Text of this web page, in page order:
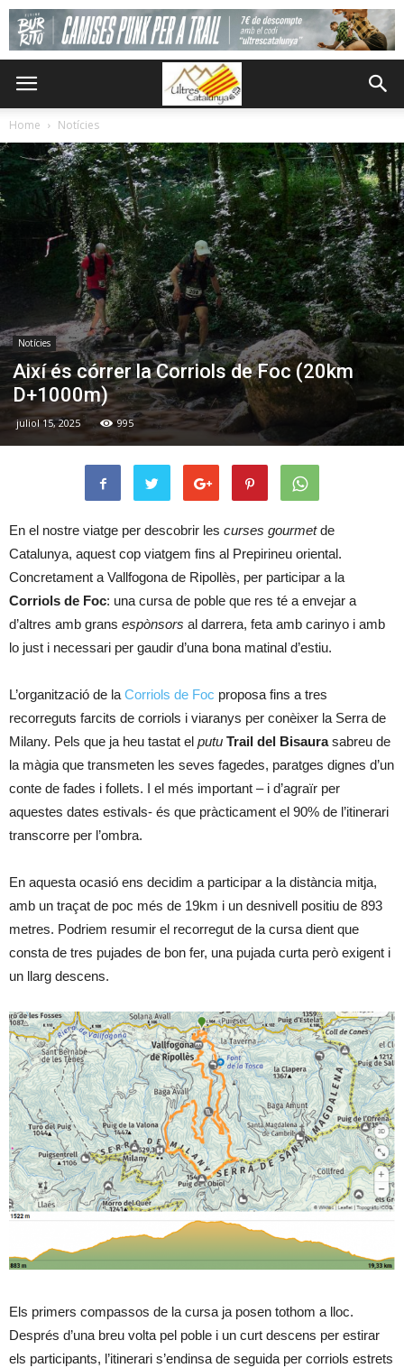
Home Notícies
Notícies
Així és córrer la Corriols de Foc (20km
D+1000m)
juliol 15, 2025 995
En el nostre viatge per descobrir les curses gourmetde
Catalunya, aquest cop viatgem fins al Prepirineu oriental.
Concretament a Vallfogona de Ripollès, per participar a la
Corriols de Foc: una cursa de poble que res té a envejar a
d’altres amb grans espònsors al darrera, feta amb carinyo i amb
lo just i necessari per gaudir d’una bona matinal d’estiu.
L’organització de la Corriols de Foc proposa fins a tres
recorreguts farcits de corriols i viaranys per conèixer la Serra de
Milany. Pels que ja heu tastat el putu Trail del Bisaurasabreu de
la màgia que transmeten les seves fagedes, paratges dignes d’un
conte de fades i follets. I el més important – i d’agraïr per
aquestes dates estivals- és que pràcticament el 90% de l’itinerari
transcorre per l’ombra.
En aquesta ocasió ens decidim a participar a la distància mitja,
amb un traçat de poc més de 19km i un desnivell positiu de 893
metres. Podriem resumir el recorregut de la cursa dient que
consta de tres pujades de bon fer, una pujada curta però exigent i
un llarg descens.
Els primers compassos de la cursa ja posen tothom a lloc.
Després d’una breu volta pel poble i un curt descens per estirar
els participants, l’itinerari s’endinsa de seguida per corriols estrets